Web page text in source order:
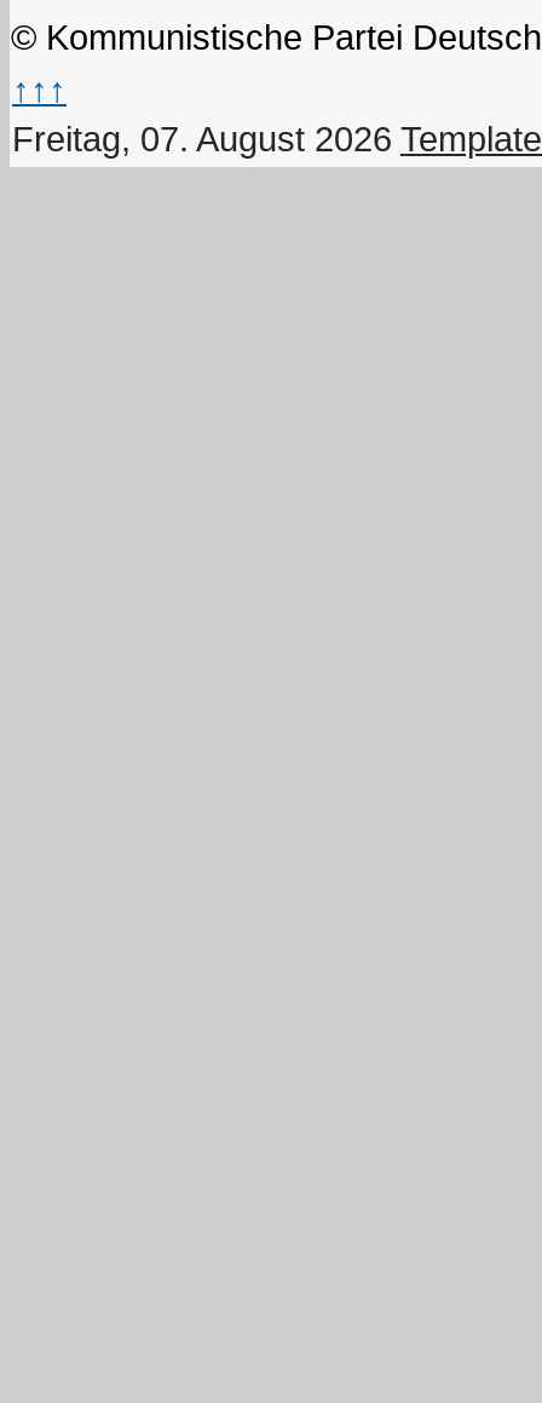
© Kommunistische Partei
↑↑↑
Freitag, 07. August 2026